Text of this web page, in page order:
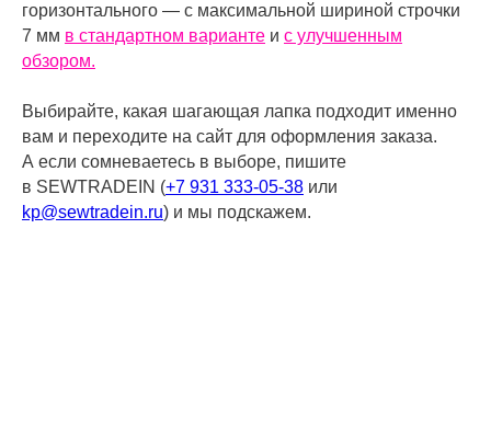
горизонтального — с максимальной шириной строчки
7 мм в стандартном варианте и с улучшенным
обзором.
Выбирайте, какая шагающая лапка подходит именно
вам и переходите на сайт для оформления заказа.
А если сомневаетесь в выборе, пишите
в SEWTRADEIN (+7 931 333-05-38 или
kp@sewtradein.ru) и мы подскажем.